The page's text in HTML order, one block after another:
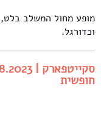
מופע מחול המשלב בלט,
וכדורגל.
חופשית